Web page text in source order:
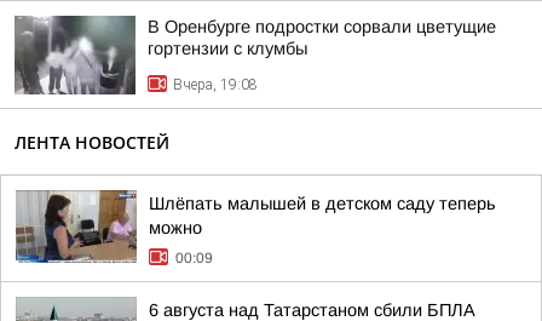
В Оренбурге подростки сорвали цветущие
гортензии с клумбы
Вчера, 19:08
ЛЕНТА НОВОСТЕЙ
Шлёпать малышей в детском саду теперь
можно
00:09
6 августа над Татарстаном сбили БПЛА